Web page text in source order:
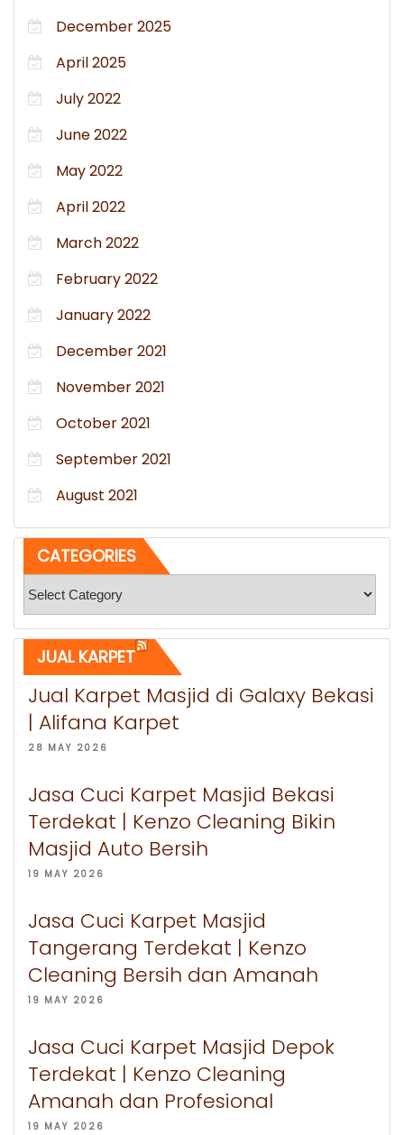
December 2025
April 2025
July 2022
June 2022
May 2022
April 2022
March 2022
February 2022
January 2022
December 2021
November 2021
October 2021
September 2021
August 2021
CATEGORIES
JUAL KARPET
Jual Karpet Masjid di Galaxy Bekasi
| Alifana Karpet
28 MAY 2026
Jasa Cuci Karpet Masjid Bekasi
Terdekat | Kenzo Cleaning Bikin
Masjid Auto Bersih
19 MAY 2026
Jasa Cuci Karpet Masjid
Tangerang Terdekat | Kenzo
Cleaning Bersih dan Amanah
19 MAY 2026
Jasa Cuci Karpet Masjid Depok
Terdekat | Kenzo Cleaning
Amanah dan Profesional
19 MAY 2026